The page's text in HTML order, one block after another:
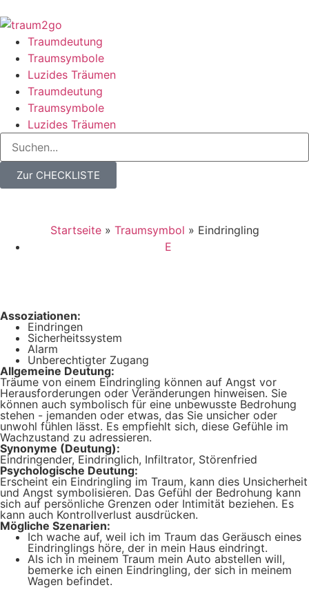
Traumdeutung
Traumsymbole
Luzides Träumen
Traumdeutung
Traumsymbole
Luzides Träumen
Zur CHECKLISTE
Startseite» Traumsymbol » Eindringling
E
Assoziationen:
Eindringen
Sicherheitssystem
Alarm
Unberechtigter Zugang
Allgemeine Deutung:
Träume von einem Eindringling können auf Angst vor
Herausforderungen oder Veränderungen hinweisen. Sie
können auch symbolisch für eine unbewusste Bedrohung
stehen - jemanden oder etwas, das Sie unsicher oder
unwohl fühlen lässt. Es empfiehlt sich, diese Gefühle im
Wachzustand zu adressieren.
Synonyme (Deutung):
Eindringender, Eindringlich, Infiltrator, Störenfried
Psychologische Deutung:
Erscheint ein Eindringling im Traum, kann dies Unsicherheit
und Angst symbolisieren. Das Gefühl der Bedrohung kann
sich auf persönliche Grenzen oder Intimität beziehen. Es
kann auch Kontrollverlust ausdrücken.
Mögliche Szenarien:
Ich wache auf, weil ich im Traum das Geräusch eines
Eindringlings höre, der in mein Haus eindringt.
Als ich in meinem Traum mein Auto abstellen will,
bemerke ich einen Eindringling, der sich in meinem
Wagen befindet.